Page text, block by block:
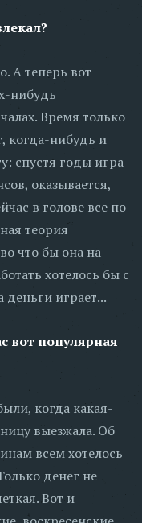
А теперь вот
нибудь
Время только
когда-нибудь и
спустя годы игра
оказывается,
в голове все по
теория
что бы она на
хотелось бы с
деньги играет...
вот популярная
когда какая-
выезжала. Об
всем хотелось
денег не
Вот и